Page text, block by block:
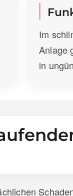
Im
Anlage
in